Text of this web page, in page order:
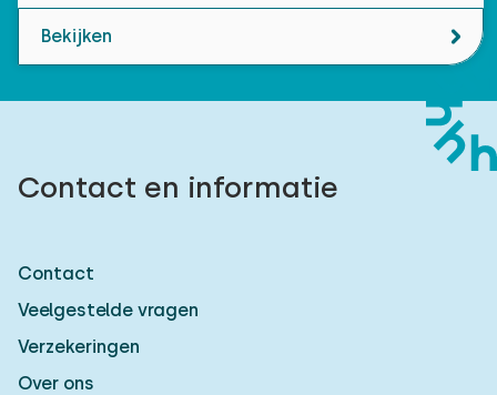
Bekijken
Contact en informatie
Contact
Veelgestelde vragen
Verzekeringen
Over ons